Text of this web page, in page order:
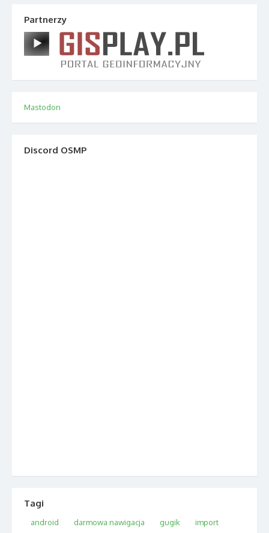
Partnerzy
Mastodon
Discord OSMP
Tagi
android darmowa nawigacja gugik
import